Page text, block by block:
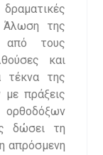
Άλωση της
από τους
και
τέκνα της
με πράξεις
δώσει τη
απρόσμενη